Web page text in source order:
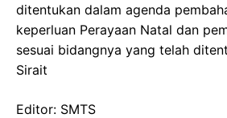
ditentukan dalam agenda
keperluan Perayaan Natal dan
sesuai bidangnya yang telah
Sirait
Editor: SMTS